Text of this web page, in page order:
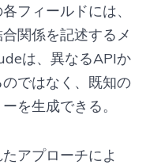
フィールドには、
関係を記述するメ
は、異なるAPIか
ではなく、既知の
を生成できる。
アプローチによ